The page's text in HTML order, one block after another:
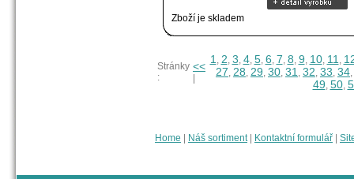
Zboží je skladem
Stránky
:
<<
1, 2, 3, 4, 5, 6, 7, 8, 9, 10, 11,
27, 28, 29, 30, 31 , 32, 33, 34,
49, 50,
Home Náš sortiment| Kontaktní formulář